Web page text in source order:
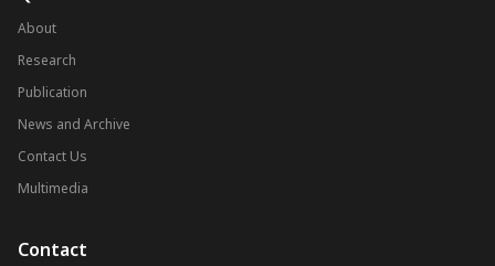
About
Research
Publication
News and Archive
Contact Us
Multimedia
Contact